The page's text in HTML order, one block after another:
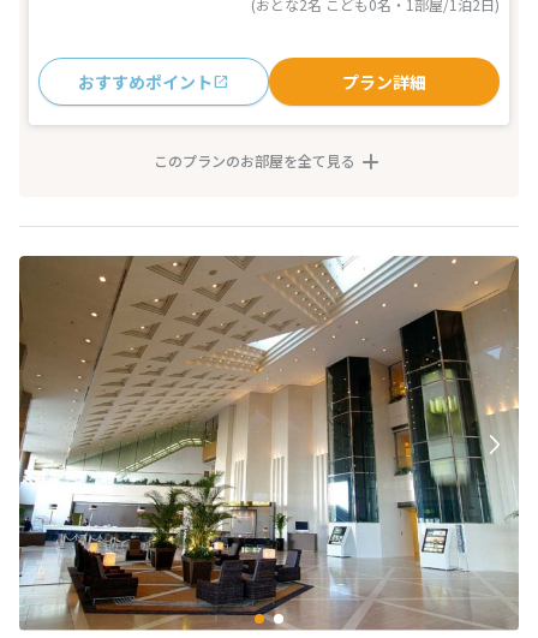
(おとな2名 こども0名・1部屋/1泊2日)
おすすめポイント プラン詳細
このプランのお部屋を全て見る